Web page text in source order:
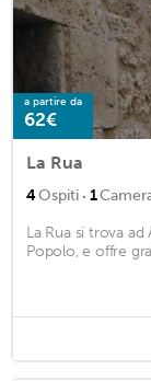
a partire da
62€
La Rua
4Ospiti · 1
La Rua si trova
Popolo, e offre